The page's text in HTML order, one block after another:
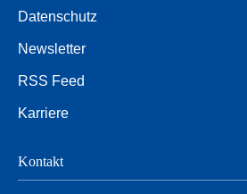
Datenschutz
Newsletter
RSS Feed
Karriere
Kontakt